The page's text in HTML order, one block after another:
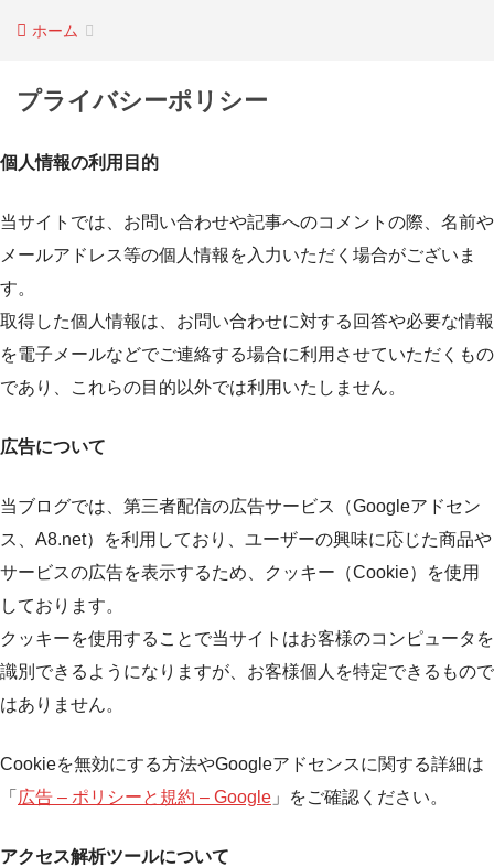
ホーム
プライバシーポリシー
個人情報の利用目的
当サイトでは、お問い合わせや記事へのコメントの際、名前や
メールアドレス等の個人情報を入力いただく場合がございま
す。
取得した個人情報は、お問い合わせに対する回答や必要な情報
を電子メールなどでご連絡する場合に利用させていただくもの
であり、これらの目的以外では利用いたしません。
広告について
当ブログでは、第三者配信の広告サービス（Googleアドセン
ス、A8.net）を利用しており、ユーザーの興味に応じた商品や
サービスの広告を表示するため、クッキー（Cookie）を使用
しております。
クッキーを使用することで当サイトはお客様のコンピュータを
識別できるようになりますが、お客様個人を特定できるもので
はありません。
Cookieを無効にする方法やGoogleアドセンスに関する詳細は
「 広告 – ポリシーと規約 – Google 」をご確認ください。
アクセス解析ツールについて